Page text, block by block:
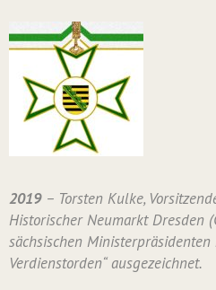
2019– Torsten Kulke,
Historischer Neumarkt Dresden
sächsischen Ministerpräsidenten
Verdienstorden“ ausgezeichnet.